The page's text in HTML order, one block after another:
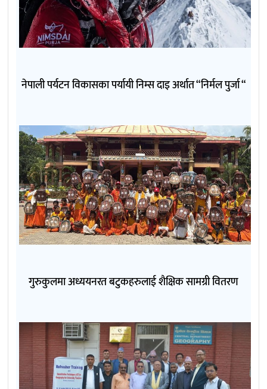
नेपाली पर्यटन विकासका पर्यायी निम्स दाइ अर्थात “निर्मल पुर्जा “
गुरुकुलमा अध्ययनरत बटुकहरुलाई शैक्षिक सामग्री वितरण